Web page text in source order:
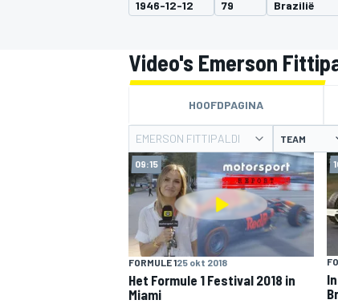
MOTOGP
1946-12-12 79 Brazilië
Video's Emerson
HOOFDPAGINA
EMERSON FITTIPALDI TEAM
09:15
FORMULE 125 okt 2018
Het Formule 1 Festival 2018 in
Miami